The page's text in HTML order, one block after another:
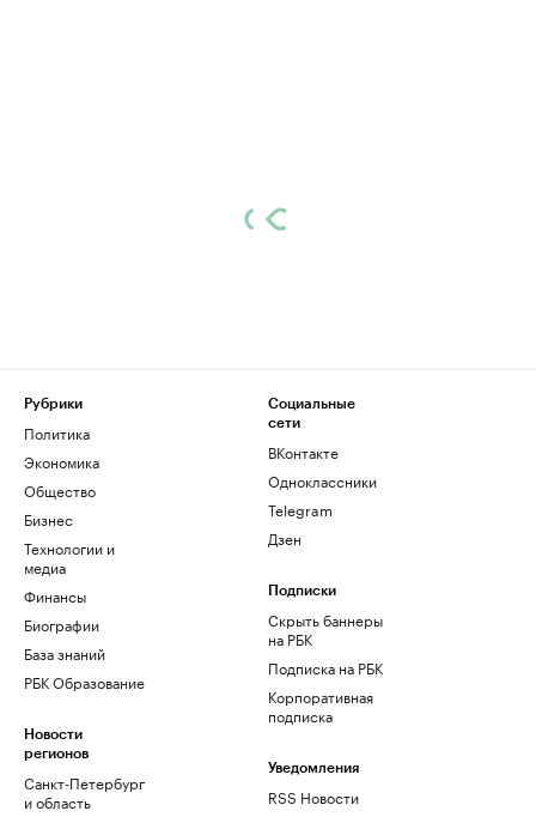
Рубрики
Политика
Экономика
Общество
Бизнес
Технологии и
медиа
Финансы
Биографии
База знаний
РБК Образование
Новости
регионов
Санкт-Петербург
и область
Социальные
сети
ВКонтакте
Одноклассники
Telegram
Дзен
Подписки
Скрыть баннеры
на РБК
Подписка на РБК
Корпоративная
подписка
Уведомления
RSS Новости